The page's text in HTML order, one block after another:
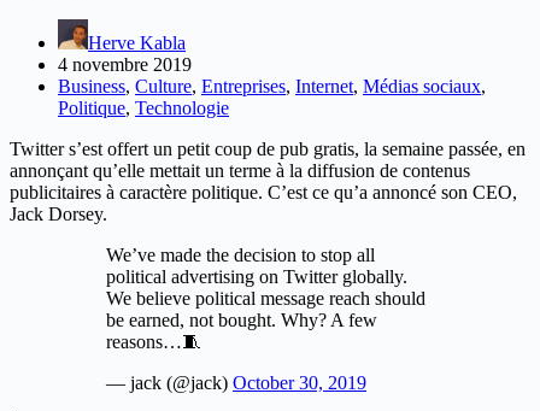
Herve Kabla
4 novembre 2019
Business, Culture, Entreprises, Internet, Médias sociaux,
Politique, Technologie
Twitter s’est offert un petit coup de pub gratis, la semaine passée, en
annonçant qu’elle mettait un terme à la diffusion de contenus
publicitaires à caractère politique. C’est ce qu’a annoncé son CEO,
Jack Dorsey.
We’ve made the decision to stop all
political advertising on Twitter globally.
We believe political message reach should
be earned, not bought. Why? A few
reasons…🧵
— jack (@jack) October 30, 2019